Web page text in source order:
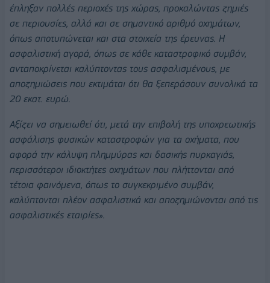
έπληξαν πολλές περιοχές της χώρας, προκαλώντας ζημιές
σε περιουσίες, αλλά και σε σημαντικό αριθμό οχημάτων,
όπως αποτυπώνεται και στα στοιχεία της έρευνας. Η
ασφαλιστική αγορά, όπως σε κάθε καταστροφικό συμβάν,
ανταποκρίνεται καλύπτοντας τους ασφαλισμένους, με
αποζημιώσεις που εκτιμάται ότι θα ξεπεράσουν συνολικά τα
20 εκατ. ευρώ.
Αξίζει να σημειωθεί ότι, μετά την επιβολή της υποχρεωτικής
ασφάλισης φυσικών καταστροφών για τα οχήματα, που
αφορά την κάλυψη πλημμύρας και δασικής πυρκαγιάς,
περισσότεροι ιδιοκτήτες οχημάτων που πλήττονται από
τέτοια φαινόμενα, όπως το συγκεκριμένο συμβάν,
καλύπτονται πλέον ασφαλιστικά και αποζημιώνονται από τις
ασφαλιστικές εταιρίες».